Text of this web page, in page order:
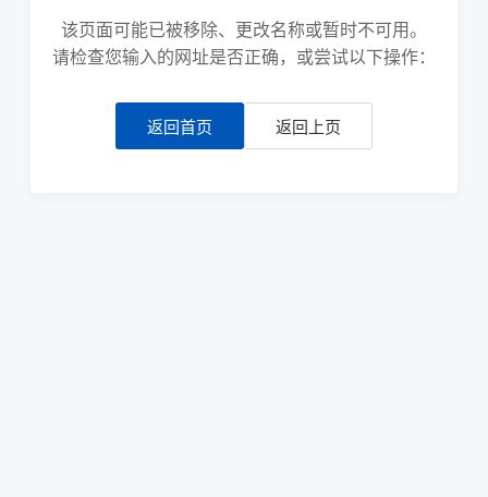
该页面可能已被移除、更改名称或暂时不可用。
请检查您输入的网址是否正确，或尝试以下操作：
返回首页 返回上页